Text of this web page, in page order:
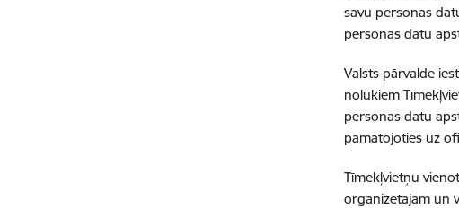
savu personas
personas datu
Valsts pārvalde
nolūkiem
personas datu
pamatojoties uz
Tīmekļvietņu
organizētajām un